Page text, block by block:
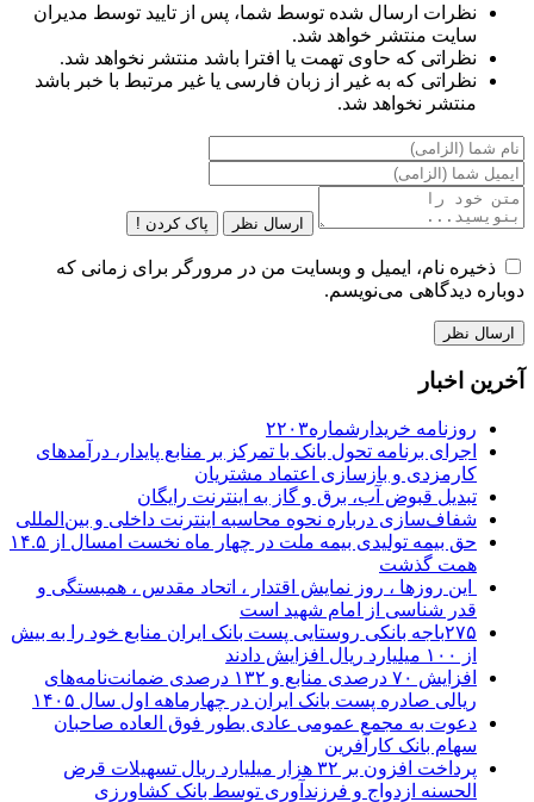
نظرات ارسال شده توسط شما، پس از تایید توسط مدیران
سایت منتشر خواهد شد.
نظراتی که حاوی تهمت یا افترا باشد منتشر نخواهد شد.
نظراتی که به غیر از زبان فارسی یا غیر مرتبط با خبر باشد
منتشر نخواهد شد.
ارسال نظر پاک کردن !
ذخیره نام، ایمیل و وبسایت من در مرورگر برای زمانی که
دوباره دیدگاهی می‌نویسم.
آخرین اخبار
روزنامه خریدارشماره۲۲۰۳
اجرای برنامه تحول بانک با تمرکز بر منابع پایدار، درآمدهای
کارمزدی و بازسازی اعتماد مشتریان
تبدیل قبوض آب، برق و گاز به اینترنت رایگان
شفاف‌سازی درباره نحوه محاسبه اینترنت داخلی و بین‌المللی
حق بیمه تولیدی بیمه ملت در چهار ماه نخست امسال از ۱۴.۵
همت گذشت
این روزها ، روز نمایش اقتدار ، اتحاد مقدس ، همبستگی و
قدر شناسی از امام شهید است
۲۷۵باجه بانکی روستایی پست بانک ایران منابع خود را به بیش
از ۱۰۰ میلیارد ریال افزایش دادند
افزایش ۷۰ درصدی منابع و ۱۳۲ درصدی ضمانت‌نامه‌های
ریالی صادره پست بانک ایران در چهارماهه اول سال ۱۴۰۵
دعوت به مجمع عمومی عادی بطور فوق العاده صاحبان
سهام بانک کارآفرین
پرداخت افزون بر ۳۲ هزار میلیارد ریال تسهیلات قرض
الحسنه ازدواج و فرزندآوری توسط بانک کشاورزی